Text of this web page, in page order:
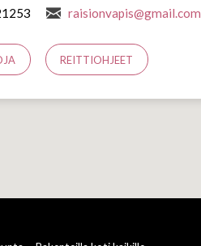
raisionvapis@gmail.com
REITTIOHJEET